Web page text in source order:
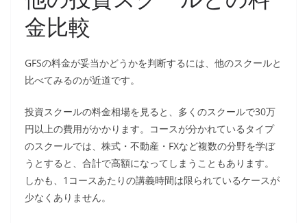
金比較
GFSの料金が妥当かどうかを判断するには、他のスクールと
比べてみるのが近道です。
投資スクールの料金相場を見ると、多くのスクールで30万
円以上の費用がかかります。コースが分かれているタイプ
のスクールでは、株式・不動産・FXなど複数の分野を学ぼ
うとすると、合計で高額になってしまうこともあります。
しかも、1コースあたりの講義時間は限られているケースが
少なくありません。